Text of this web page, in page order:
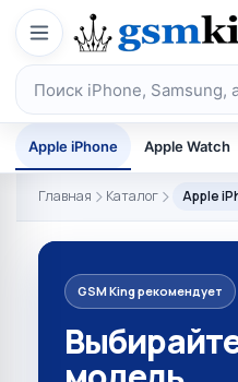
Перейти к содержимому
Поиск по каталогу
Apple iPhone Apple Watch
Главная Каталог Apple
GSM King рекомендует